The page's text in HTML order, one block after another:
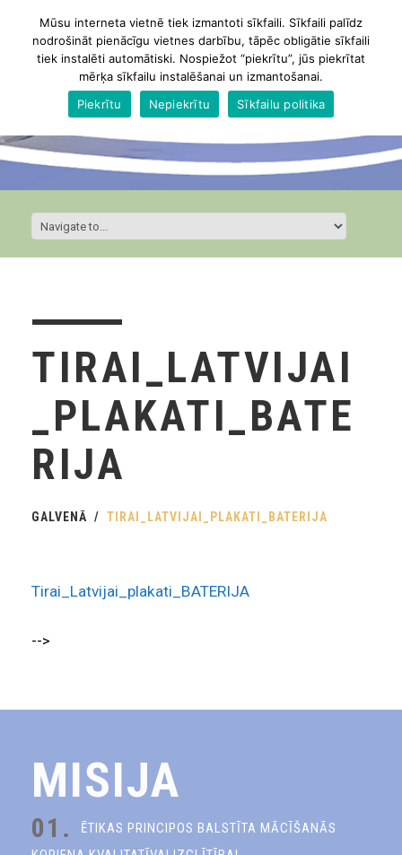
TIRAI_LATVIJAI
_PLAKATI_BATE
RIJA
GALVENĀ TIRAI_LATVIJAI_PLAKATI_BATERIJA
Tirai_Latvijai_plakati_BATERIJA
-->
MISIJA
01.
ĒTIKAS PRINCIPOS BALSTĪTA MĀCĪŠANĀS
Mūsu interneta vietnē tiek izmantoti sīkfaili. Sīkfaili palīdz
nodrošināt pienācīgu vietnes darbību, tāpēc obligātie sīkfaili
tiek instalēti automātiski. Nospiežot “piekrītu”, jūs piekrītat
mērķa sīkfailu instalēšanai un izmantošanai.
Piekrītu
Nepiekrītu Sīkfailu politika